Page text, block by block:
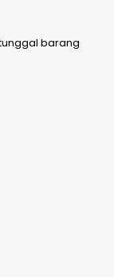
barang